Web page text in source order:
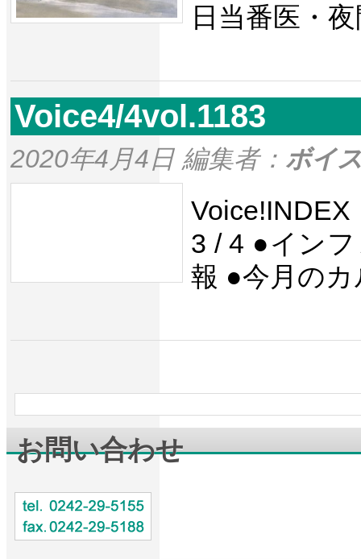
日当番医・
Voice4/4vol.1183
2020年4月4日 編集者： ボイ
3 / 4 ●イン
報 ●今月の
お問い合わせ